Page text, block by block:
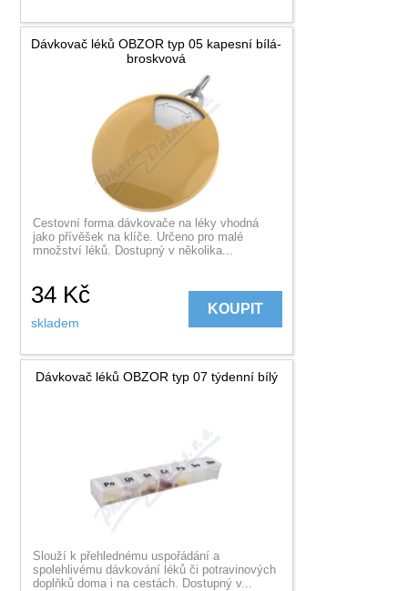
Dávkovač léků OBZOR typ 05 kapesní bílá-
broskvová
Cestovní forma dávkovače na léky vhodná
jako přívěšek na klíče. Určeno pro malé
množství léků. Dostupný v několika...
34 Kč
skladem
KOUPIT
Dávkovač léků OBZOR typ 07 týdenní bílý
Slouží k přehlednému uspořádání a
spolehlivému dávkování léků či potravinových
doplňků doma i na cestách. Dostupný v...